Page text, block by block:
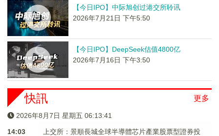
【今日IPO】中际旭创过港交所聆讯
2026年7月21日 下午5:50
【今日IPO】DeepSeek估值4800亿
2026年7月16日 下午3:50
更多
快訊
2026年8月7日 星期五 06:13:42
14:03
上交所：景順長城全球半導體芯片產業股票型證券投